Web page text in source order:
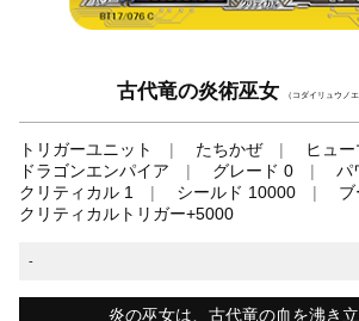
古代竜の炎術巫女 （コダイリュウノ
トリガーユニット たちかぜ
ヒュ
ドラゴンエンパイア
グレード 0
パ
クリティカル 1
シールド 10000
ブ
クリティカルトリガー+5000
-
炎の巫女は、古代竜の血を沸き立